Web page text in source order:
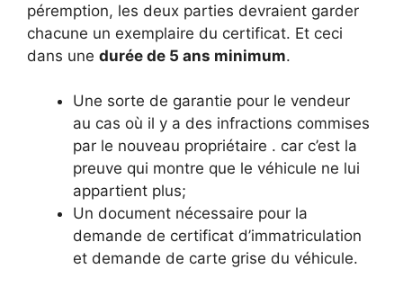
péremption, les deux parties devraient garder
chacune un exemplaire du certificat. Et ceci
dans une durée de 5 ans minimum.
Une sorte de garantie pour le vendeur
au cas où il y a des infractions commises
par le nouveau propriétaire . car c’est la
preuve qui montre que le véhicule ne lui
appartient plus;
Un document nécessaire pour la
demande de certificat d’immatriculation
et demande de carte grise du véhicule.